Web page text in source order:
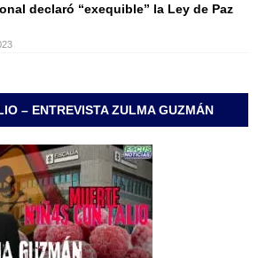
declaró “exequible” la Ley de Paz
– ENTREVISTA ZULMA GUZMÁN